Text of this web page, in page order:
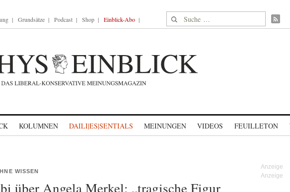
Grundsätze Podcast Shop Einblick-Abo Suche nach:
KOLUMNEN DAILI|ES|SENTIALS MEINUNGEN VIDEOS FEUILLETON
WISSEN
über Angela Merkel: „tragische Figur